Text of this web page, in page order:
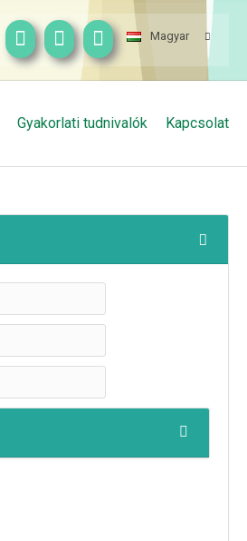
Magyar
Gyakorlati tudnivalók Kapcsolat